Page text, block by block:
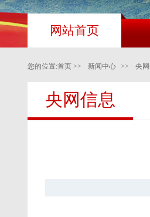
网站首页
您的位置:首页 >> 新闻中心 >> 央
央网信息